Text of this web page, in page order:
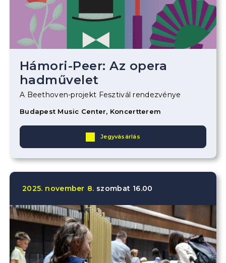
Hámori-Peer: Az opera
hadművelet
A Beethoven-projekt Fesztivál rendezvénye
Budapest Music Center, Koncertterem
Jegyvásárlás
2025. november 8. szombat 16.00